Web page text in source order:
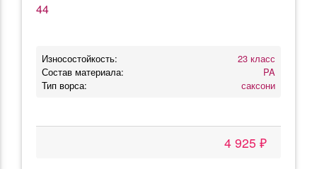
44
Износостойкость:
23 класс
Состав материала:
PA
Тип ворса:
саксони
4 925 ₽